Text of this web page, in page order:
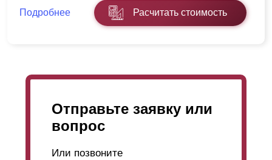
Подробнее Расчитать стоимость
Отправьте заявку или
вопрос
Или позвоните